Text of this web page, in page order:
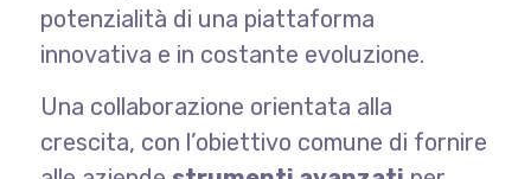
potenzialità di una piattaforma
innovativa e in costante evoluzione.
Una collaborazione orientata alla
crescita, con l’obiettivo comune di fornire